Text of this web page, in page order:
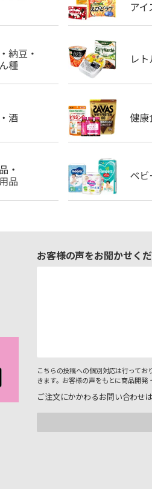
お客様の声をお聞かせく
こちらの投稿への個別対応は行って
きます。お客様の声をもとに商品開発
ご注文にかかわるお問い合わせは